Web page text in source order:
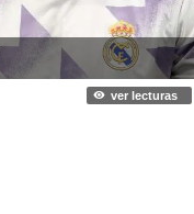
ver lecturas